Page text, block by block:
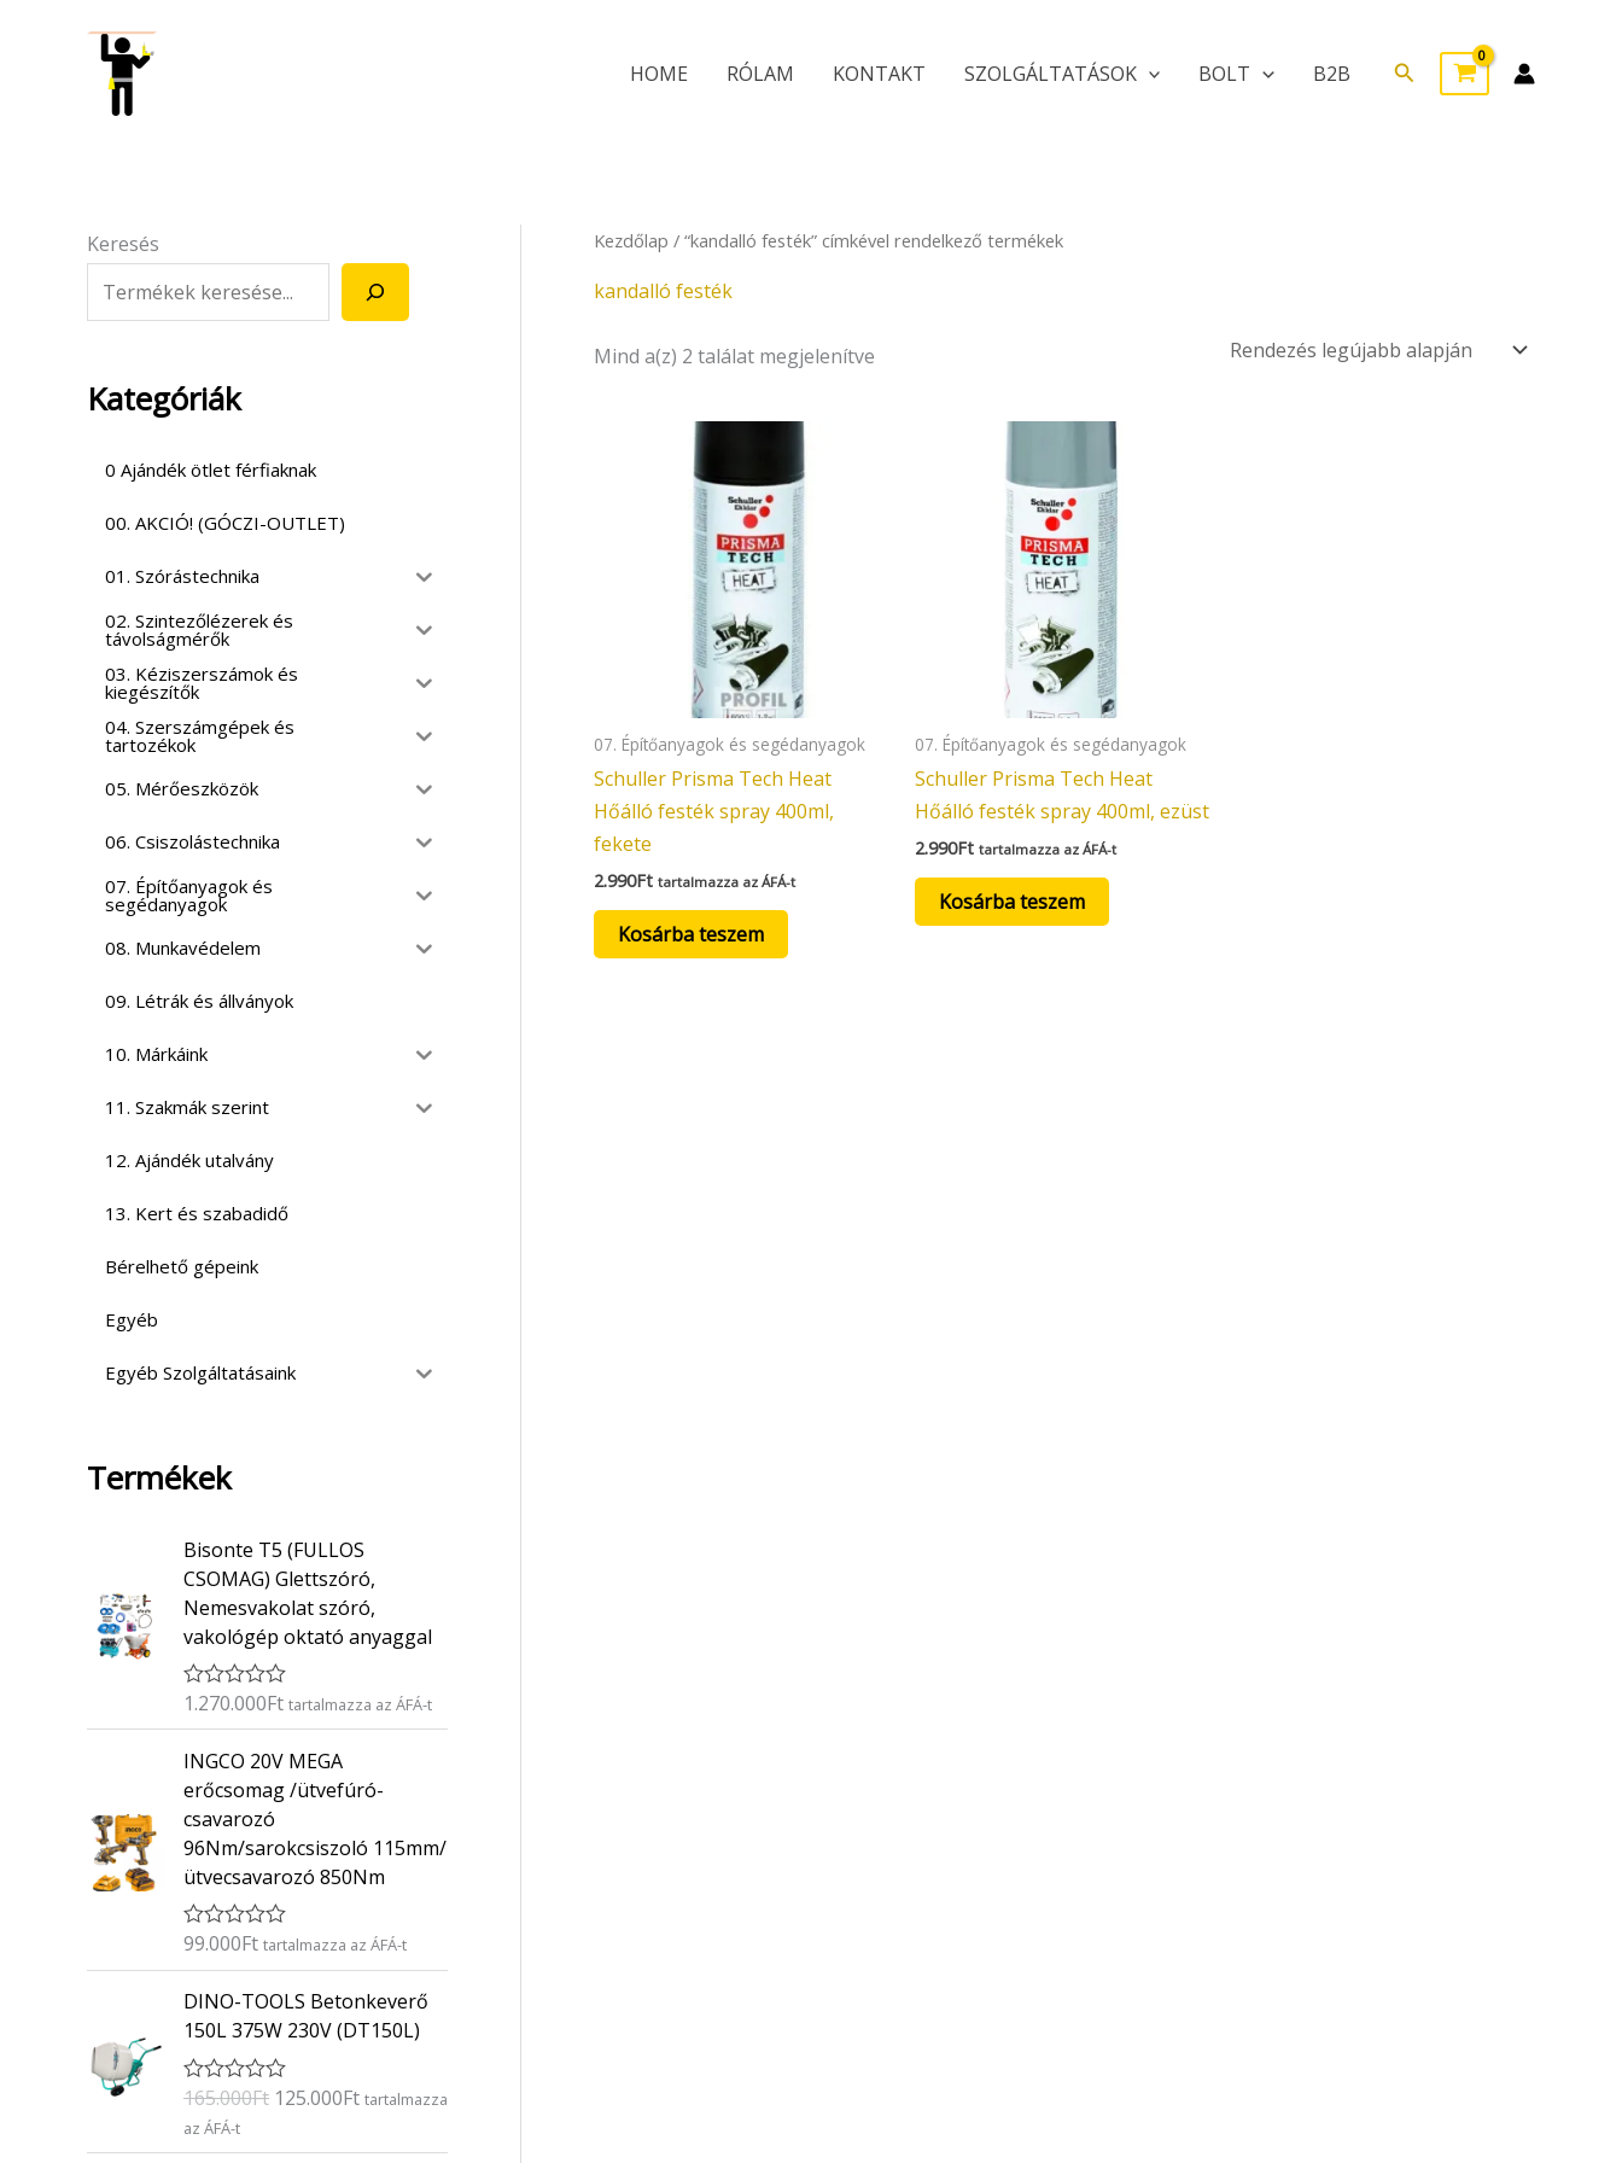
HOME RÓLAM KONTAKT SZOLGÁLTATÁSOK BOLT B2B Search
Keresés
Kategóriák
0 Ajándék ötlet férfiaknak
00. AKCIÓ! (GÓCZI-OUTLET)
01. Szórástechnika
02. Szintezőlézerek és
távolságmérők
03. Kéziszerszámok és
kiegészítők
04. Szerszámgépek és
tartozékok
05. Mérőeszközök
06. Csiszolástechnika
07. Építőanyagok és
segédanyagok
08. Munkavédelem
09. Létrák és állványok
10. Márkáink
11. Szakmák szerint
12. Ajándék utalvány
13. Kert és szabadidő
Bérelhető gépeink
Egyéb
Egyéb Szolgáltatásaink
Termékek
Bisonte T5 (FULLOS
CSOMAG) Glettszóró,
Nemesvakolat szóró,
vakológép oktató anyaggal
É
é
e
l
é
s
:
/
5
1.270.000Ft tartalmazza az ÁFÁ-t
INGCO 20V MEGA
erőcsomag /ütvefúró-
csavarozó
96Nm/sarokcsiszoló 115mm/
ütvecsavarozó 850Nm
É
é
k
e
é
s
0
/
99.000Ft tartalmazza az ÁFÁ-t
DINO-TOOLS Betonkeverő
150L 375W 230V (DT150L)
É
t
é
165.000Ft
O
r
g
125.000Ft
C
u
etartalmazza
az ÁFÁ-t
Kezdőlap / “kandalló festék” címkével rendelkező termékek
kandalló festék
Mind a(z) 2 találat megjelenítve
07. Építőanyagok és segédanyagok
Schuller Prisma Tech Heat
Hőálló festék spray 400ml,
fekete
2.990Ft tartalmazza az ÁFÁ-t
Kosárba teszem
07. Építőanyagok és segédanyagok
Schuller Prisma Tech Heat
Hőálló festék spray 400ml, ezüst
2.990Ft tartalmazza az ÁFÁ-t
Kosárba teszem